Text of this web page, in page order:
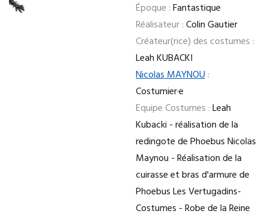
Époque :Fantastique
Réalisateur :Colin Gautier
Créateur(rice) des costumes :
Leah KUBACKI
Nicolas MAYNOU:
Costumier·e
Equipe Costumes :Leah
Kubacki - réalisation de la
redingote de Phoebus Nicolas
Maynou - Réalisation de la
cuirasse et bras d'armure de
Phoebus Les Vertugadins-
Costumes - Robe de la Reine